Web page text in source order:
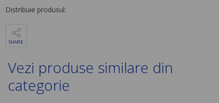
Distribuie produsul:
SHARE
Vezi produse similare din
categorie